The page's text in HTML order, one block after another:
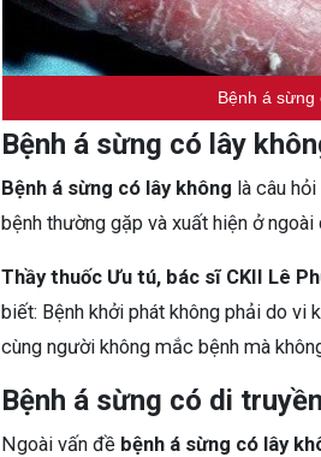
Bệnh á sừng
Bệnh á sừng có lây
Bệnh á sừng có lây không là câu
bệnh thường gặp và xuất hiện ở
Thầy thuốc Ưu tú, bác sĩ CKII Lê
biết: Bệnh khởi phát không phải do vi
cùng người không mắc bệnh mà
Bệnh á sừng có di
Ngoài vấn đề bệnh á sừng có lây